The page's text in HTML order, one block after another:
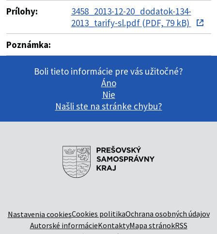
Prílohy:
3458_2013-12-20_dodatok-134-
2013_tarify-sl.pdf (PDF, 79 kB)
Poznámka:
Boli tieto informácie pre vás užitočné?
Áno
Nie
Našli ste na stránke chybu?
Nastavenia cookiesCookies politikaOchrana osobných údajov
Autorské informácieKontaktyMapa stránokRSS